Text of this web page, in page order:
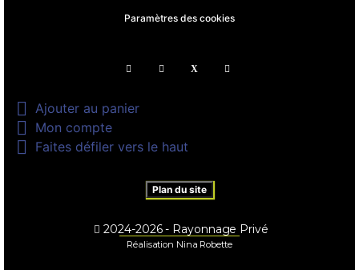
Paramètres des cookies
 Ajouter au panier
 Mon compte
 Faites défiler vers le haut
Plan du site
2024-2026 - Rayonnage Privé
Réalisation Nina Robette